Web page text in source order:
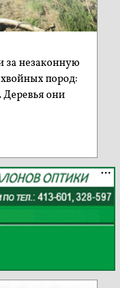
за незаконную
пород:
Деревья они